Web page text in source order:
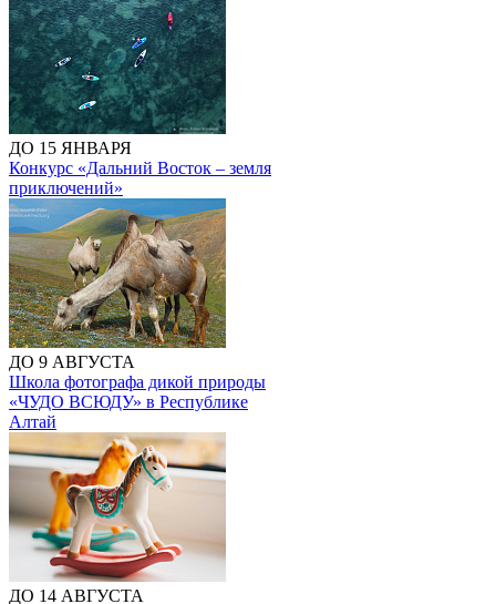
ДО 15 ЯНВАРЯ
Конкурс «Дальний Восток – земля
приключений»
ДО 9 АВГУСТА
Школа фотографа дикой природы
«ЧУДО ВСЮДУ» в Республике
Алтай
ДО 14 АВГУСТА